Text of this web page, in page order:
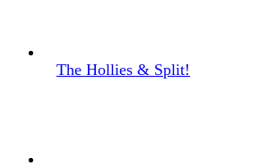
The Hollies & Split!